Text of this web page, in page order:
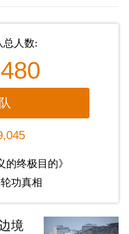
总人数:
的终极目的》
功真相
境